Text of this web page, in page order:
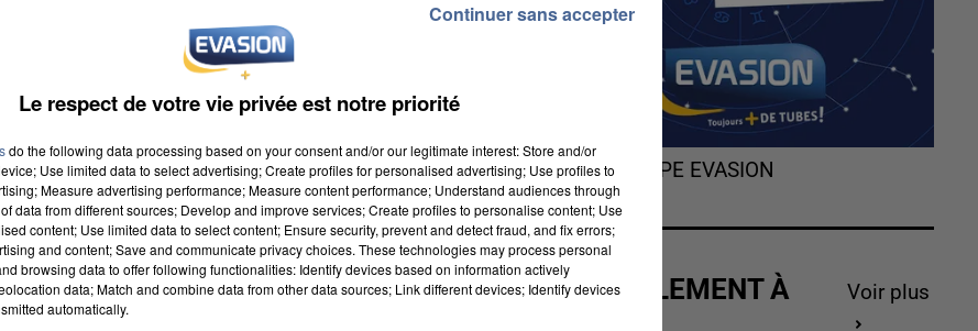
recrutera pour un début de mission au 1er
par semaine. Il faut avoir entre 18 et 25 ans,
personnes en situation de handicap. Plus d'infos
L'HOROSCOPE EVASION
ACTUELLEMENT À
Voir plus
Le respect de votre vie privée est notre priorité
do the following data processing based on your consent and/or our legitimate interest: Store and/or
Use limited data to select advertising; Create profiles for personalised advertising; Use profiles to
Measure advertising performance; Measure content performance; Understand audiences through
data from different sources; Develop and improve services; Create profiles to personalise content; Use
content; Use limited data to select content; Ensure security, prevent and detect fraud, and fix errors;
and content; Save and communicate privacy choices. These technologies may process personal
browsing data to offer following functionalities: Identify devices based on information actively
data; Match and combine data from other data sources; Link different devices; Identify devices
automatically.
Continuer sans accepter